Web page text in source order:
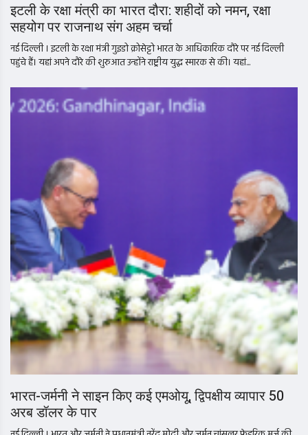
इटली के रक्षा मंत्री का भारत दौरा: शहीदों को नमन, रक्षा
सहयोग पर राजनाथ संग अहम चर्चा
नई दिल्ली । इटली के रक्षा मंत्री गुइडो क्रोसेट्टो भारत के आधिकारिक दौरे पर नई दिल्ली
पहुंचे हैं। यहां अपने दौरे की शुरुआत उन्होंने राष्ट्रीय युद्ध स्मारक से की। यहां...
भारत-जर्मनी ने साइन किए कई एमओयू, द्विपक्षीय व्यापार 50
अरब डॉलर के पार